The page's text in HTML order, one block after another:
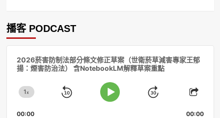
播客 PODCAST
2026菸害防制法部分條文修正草案（世衛菸草減害專家王郁
揚：煙害防治法） 含NotebookLM解釋草案重點
Change
1x
Skip
Play
Jump
Forward
Share
00:00 00:00